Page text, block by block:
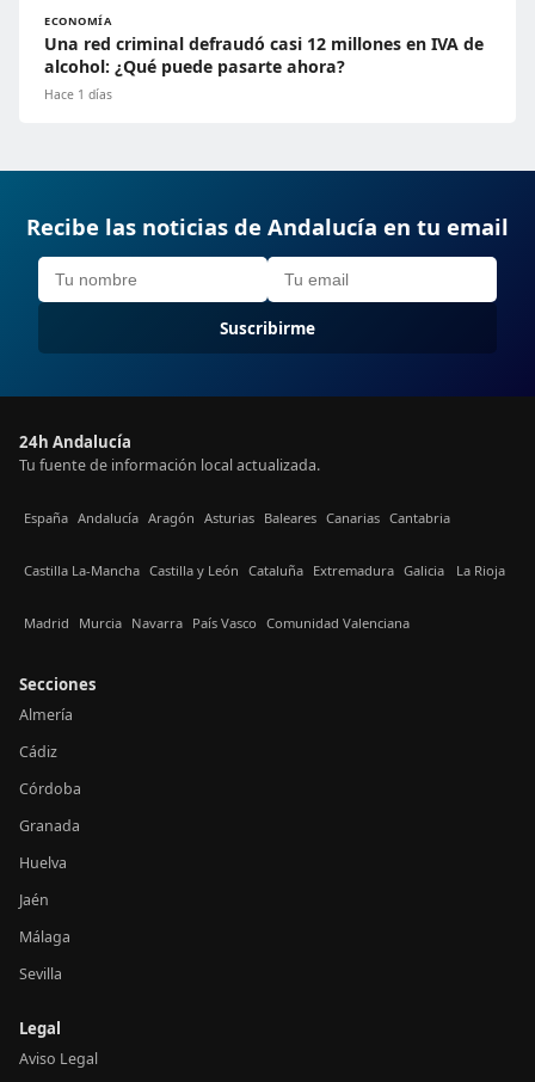
ECONOMÍA
Una red criminal defraudó casi 12 millones en IVA de
alcohol: ¿Qué puede pasarte ahora?
Hace 1 días
Recibe las noticias de Andalucía en tu email
Suscribirme
24h Andalucía
Tu fuente de información local actualizada.
España Andalucía Aragón Asturias Baleares Canarias Cantabria
Castilla La-Mancha Castilla y León Cataluña Extremadura Galicia La Rioja
Madrid Murcia Navarra País Vasco Comunidad Valenciana
Secciones
Almería
Cádiz
Córdoba
Granada
Huelva
Jaén
Málaga
Sevilla
Legal
Aviso Legal